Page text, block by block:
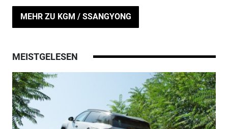
MEHR ZU KGM / SSANGYONG
MEISTGELESEN